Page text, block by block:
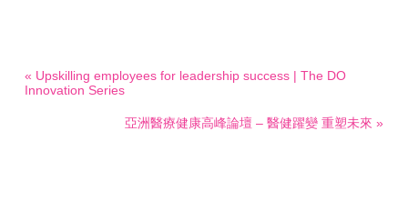
« Upskilling employees for leadership success | The DO
Innovation Series
亞洲醫療健康高峰論壇 – 醫健躍變 重塑未來 »